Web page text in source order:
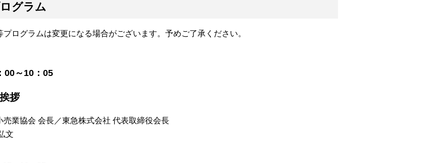
グラム
プログラムは変更になる場合がございます。予めご了承ください。
00～10：05
拶
売業協会 会長／東急株式会社 代表取締役会長
文